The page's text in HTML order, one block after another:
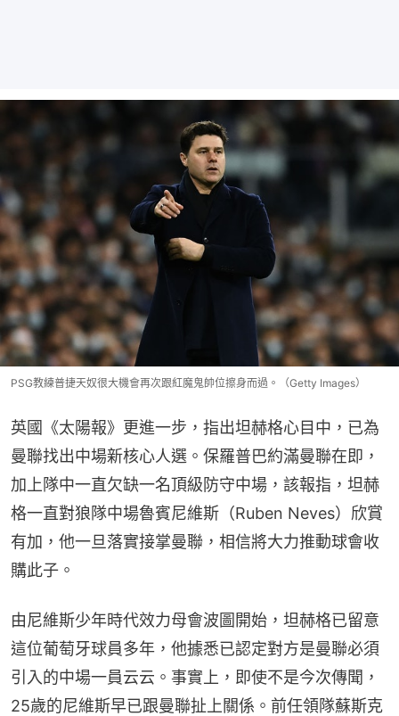
PSG教練普捷天奴很大機會再次跟紅魔鬼帥位擦身而過。（Getty Images）
英國《太陽報》更進一步，指出坦赫格心目中，已為
曼聯找出中場新核心人選。保羅普巴約滿曼聯在即，
加上隊中一直欠缺一名頂級防守中場，該報指，坦赫
格一直對狼隊中場魯賓尼維斯（Ruben Neves）欣賞
有加，他一旦落實接掌曼聯，相信將大力推動球會收
購此子。
由尼維斯少年時代效力母會波圖開始，坦赫格已留意
這位葡萄牙球員多年，他據悉已認定對方是曼聯必須
引入的中場一員云云。事實上，即使不是今次傳聞，
25歲的尼維斯早已跟曼聯扯上關係。前任領隊蘇斯克